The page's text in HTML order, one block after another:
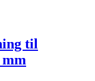
til